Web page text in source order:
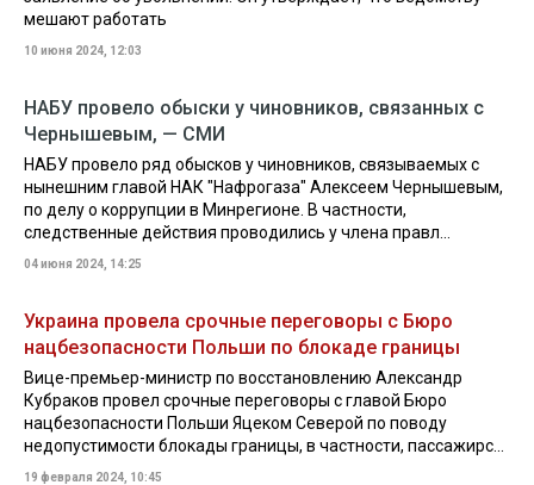
мешают работать
10 июня 2024, 12:03
НАБУ провело обыски у чиновников, связанных с
Чернышевым, — СМИ
НАБУ провело ряд обысков у чиновников, связываемых с
нынешним главой НАК "Нафрогаза" Алексеем Чернышевым,
по делу о коррупции в Минрегионе. В частности,
следственные действия проводились у члена правл...
04 июня 2024, 14:25
Украина провела срочные переговоры с Бюро
нацбезопасности Польши по блокаде границы
Вице-премьер-министр по восстановлению Александр
Кубраков провел срочные переговоры с главой Бюро
нацбезопасности Польши Яцеком Северой по поводу
недопустимости блокады границы, в частности, пассажирс...
19 февраля 2024, 10:45